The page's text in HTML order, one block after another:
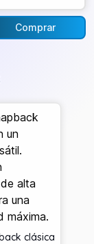
Comprar
clásica